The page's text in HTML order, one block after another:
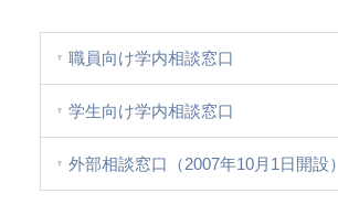
職員向け学内相談窓口
学生向け学内相談窓口
外部相談窓口（2007年10月1日開設）